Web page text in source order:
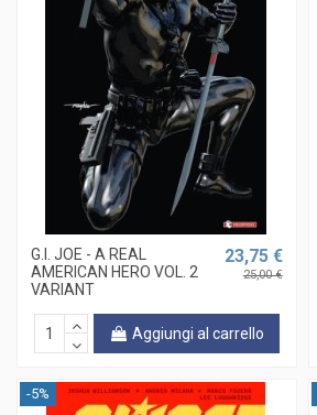
G.I. JOE - A REAL
AMERICAN HERO VOL. 2
VARIANT
23,75 €
25,00 €
Aggiungi al carrello
-5%